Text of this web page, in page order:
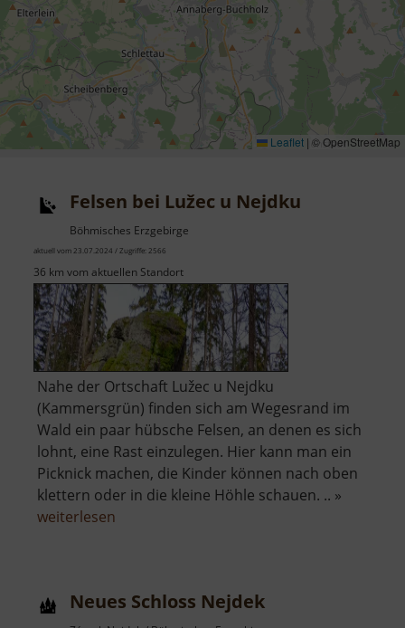
Leaflet | © OpenStreetMap
Felsen bei Lužec u Nejdku
Böhmisches Erzgebirge
aktuell vom 23.07.2024 / Zugriffe: 2566
36 km vom aktuellen Standort
Nahe der Ortschaft Lužec u Nejdku
(Kammersgrün) finden sich am Wegesrand im
Wald ein paar hübsche Felsen, an denen es sich
lohnt, eine Rast einzulegen. Hier kann man ein
Picknick machen, die Kinder können nach oben
klettern oder in die kleine Höhle schauen. .. »
weiterlesen
u
Neues Schloss Nejdek